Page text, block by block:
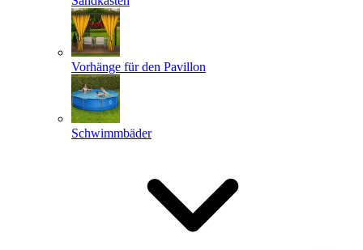
Vorhänge für den Pavillon
Schwimmbäder